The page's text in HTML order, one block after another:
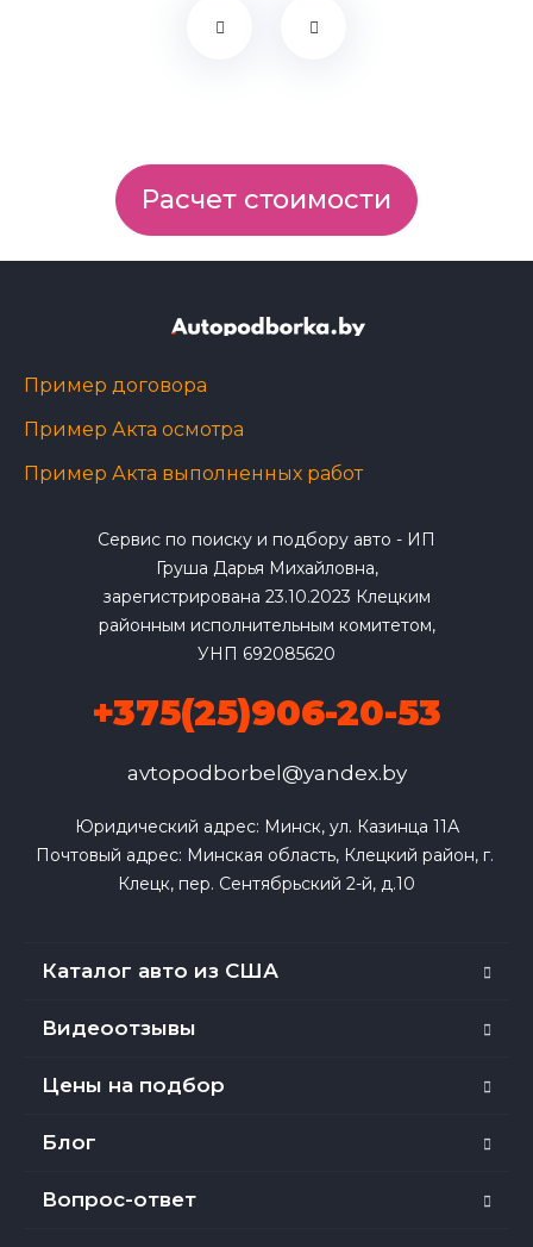
Расчет стоимости
Пример договора
Пример Акта осмотра
Пример Акта выполненных работ
Сервис по поиску и подбору авто - ИП
Груша Дарья Михайловна,
зарегистрирована 23.10.2023 Клецким
районным исполнительным комитетом,
УНП 692085620
+375(25)906-20-53
avtopodborbel@yandex.by
Юридический адрес: Минск, ул. Казинца 11А
Почтовый адрес: Минская область, Клецкий район, г.
Клецк, пер. Сентябрьский 2-й, д.10
Каталог авто из США
Видеоотзывы
Цены на подбор
Блог
Вопрос-ответ